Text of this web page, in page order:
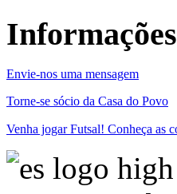
Informações
Envie-nos uma mensagem
Torne-se sócio da Casa do Povo
Venha jogar Futsal! Conheça as